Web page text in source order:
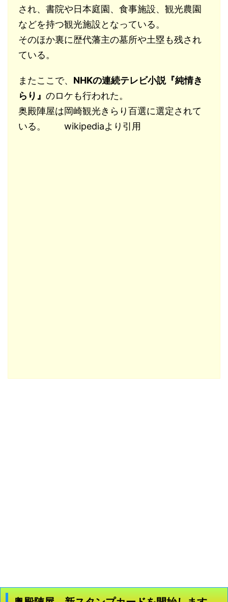
され、書院や日本庭園、食事施設、観光農園
などを持つ観光施設となっている。
そのほか裏に歴代藩主の墓所や土塁も残され
ている。
またここで、 NHKの連続テレビ小説『純情き
らり』 のロケも行われた。
奥殿陣屋は岡崎観光きらり百選に選定されて
いる。 wikipediaより引用